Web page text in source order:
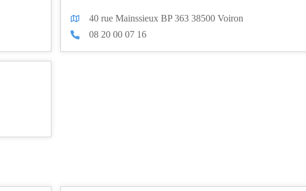
40 rue Mainssieux BP 363 38500 Voiron
08 20 00 07 16